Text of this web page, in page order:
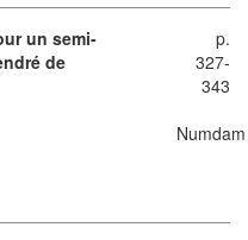
un semi-
de
p.
327-
343
Numdam